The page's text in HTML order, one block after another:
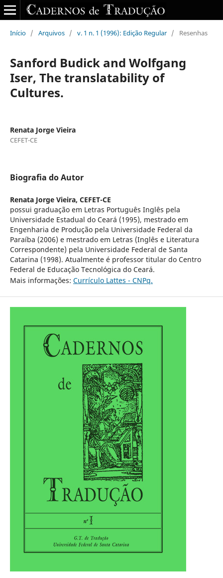
Início / Arquivos / v. 1 n. 1 (1996): Edição Regular / Resenhas
Sanford Budick and Wolfgang
Iser, The translatability of
Cultures.
Renata Jorge Vieira
CEFET-CE
Biografia do Autor
Renata Jorge Vieira, CEFET-CE
possui graduação em Letras Português Inglês pela
Universidade Estadual do Ceará (1995), mestrado em
Engenharia de Produção pela Universidade Federal da
Paraíba (2006) e mestrado em Letras (Inglês e Literatura
Correspondente) pela Universidade Federal de Santa
Catarina (1998). Atualmente é professor titular do Centro
Federal de Educação Tecnológica do Ceará.
Mais informações: Currículo Lattes - CNPq.